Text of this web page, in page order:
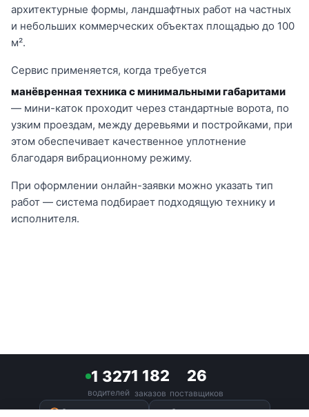
архитектурные формы, ландшафтных работ на частных
и небольших коммерческих объектах площадью до 100
м².
Сервис применяется, когда требуется
манёвренная техника с минимальными габаритами
— мини-каток проходит через стандартные ворота, по
узким проездам, между деревьями и постройками, при
этом обеспечивает качественное уплотнение
благодаря вибрационному режиму.
При оформлении онлайн-заявки можно указать тип
работ — система подбирает подходящую технику и
исполнителя.
1 327
водителей
1 182
заказов
26
поставщиков
Стать водителем terrainСтать поставщиком